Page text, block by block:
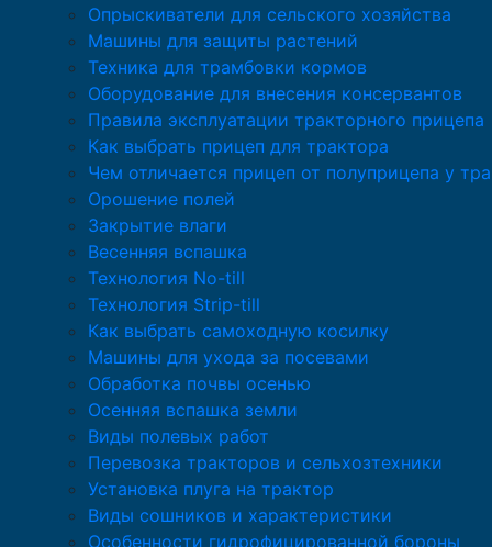
Опрыскиватели для сельского хозяйства
Машины для защиты растений
Техника для трамбовки кормов
Оборудование для внесения консервантов
Правила эксплуатации тракторного прицепа
Как выбрать прицеп для трактора
Чем отличается прицеп от полуприцепа у
Орошение полей
Закрытие влаги
Весенняя вспашка
Технология No-till
Технология Strip-till
Как выбрать самоходную косилку
Машины для ухода за посевами
Обработка почвы осенью
Осенняя вспашка земли
Виды полевых работ
Перевозка тракторов и сельхозтехники
Установка плуга на трактор
Виды сошников и характеристики
Особенности гидрофицированной бороны